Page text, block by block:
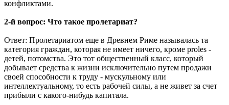
конфликтами.
2-й вопрос: Что такое пролетариат?
Ответ: Пролетариатом еще в Древнем Риме называлась та
категория граждан, которая не имеет ничего, кроме proles -
детей, потомства. Это тот общественный класс, который
добывает средства к жизни исключительно путем продажи
своей способности к труду - мускульному или
интеллектуальному, то есть рабочей силы, а не живет за счет
прибыли с какого-нибудь капитала.